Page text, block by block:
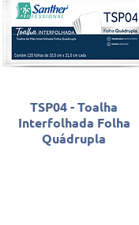
TSP04 - Toalha
Interfolhada Folha
Quádrupla